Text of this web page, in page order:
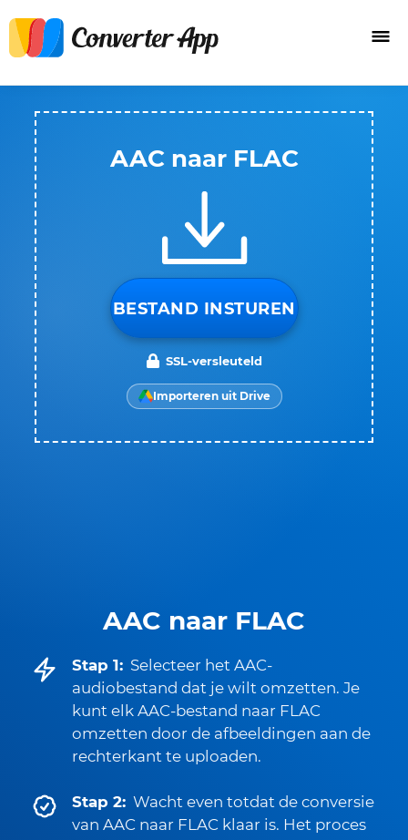
AAC naar FLAC
Stap 1: Selecteer het AAC-
audiobestand dat je wilt omzetten. Je
kunt elk AAC-bestand naar FLAC
omzetten door de afbeeldingen aan de
rechterkant te uploaden.
Stap 2: Wacht even totdat de conversie
van AAC naar FLAC klaar is. Het proces
AAC naar FLAC
BESTAND INSTUREN
SSL-versleuteld
Importeren uit Drive